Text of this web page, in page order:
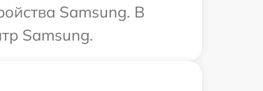
Samsung. В
Samsung.